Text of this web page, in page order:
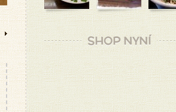
SHOP NYNÍ